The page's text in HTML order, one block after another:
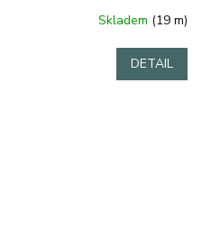
Skladem (19 m)
DETAIL